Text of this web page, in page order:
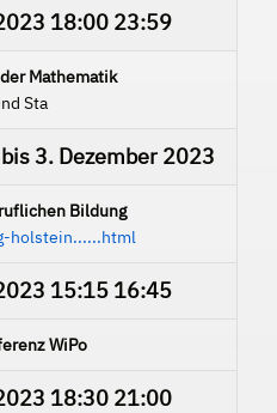
18:00 23:59
Mathematik
Sta
bis3. Dezember 2023
Bildung
holstein......html
15:15 16:45
WiPo
18:30 21:00